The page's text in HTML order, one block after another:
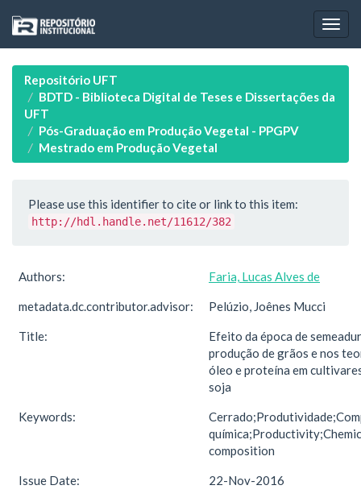
navigation
Repositório UFT
BDTD - Biblioteca Digital de Teses e Dissertações da
UFT
Pós-Graduação em Produção Vegetal - PPGPV
Mestrado em Produção Vegetal
Please use this identifier to cite or link to this item:
http://hdl.handle.net/11612/382
Authors: Faria, Lucas Alves de
metadata.dc.contributor.advisor: Pelúzio, Joênes Mucci
Title:
Efeito da época de
produção de grãos e nos
óleo e proteína em
soja
Keywords:
composition
Issue Date: 22-Nov-2016